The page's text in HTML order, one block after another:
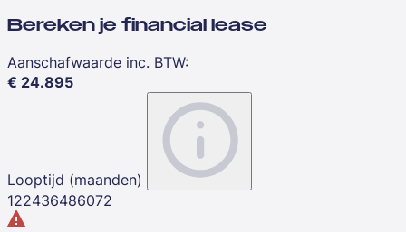
Bereken je financial lease
Aanschafwaarde inc. BTW:
€ 24.895
Looptijd (maanden)
122436486072